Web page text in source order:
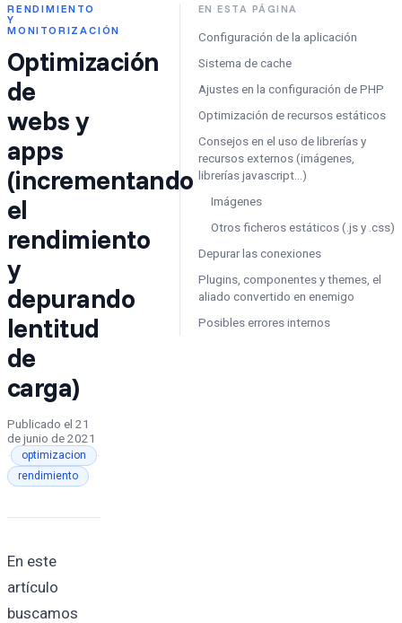
RENDIMIENTO
Y
MONITORIZACIÓN
Optimización
de
webs y
apps
(incrementando
el
rendimiento
y
depurando
lentitud
de
carga)
Publicado el 21
de junio de 2021
·
optimizacion ·
rendimiento
En este
artículo
buscamos
EN ESTA PÁGINA
Configuración de la aplicación
Sistema de cache
Ajustes en la configuración de PHP
Optimización de recursos estáticos
Consejos en el uso de librerías y
recursos externos (imágenes,
librerías javascript…)
Imágenes
Otros ficheros estáticos (.js y .css)
Depurar las conexiones
Plugins, componentes y themes, el
aliado convertido en enemigo
Posibles errores internos